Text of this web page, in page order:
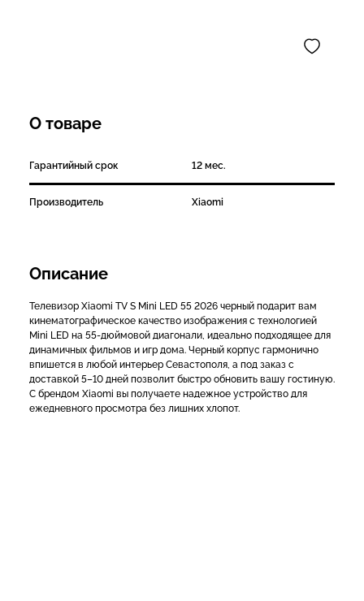
О товаре
Гарантийный срок 12 мес.
Производитель Xiaomi
Описание
Телевизор Xiaomi TV S Mini LED 55 2026 черный подарит вам
кинематографическое качество изображения с технологией
Mini LED на 55-дюймовой диагонали, идеально подходящее для
динамичных фильмов и игр дома. Черный корпус гармонично
впишется в любой интерьер Севастополя, а под заказ с
доставкой 5–10 дней позволит быстро обновить вашу гостиную.
С брендом Xiaomi вы получаете надежное устройство для
ежедневного просмотра без лишних хлопот.